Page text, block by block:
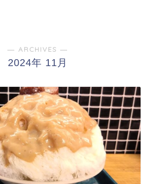
― ARCHIVES ―
2024年 11月